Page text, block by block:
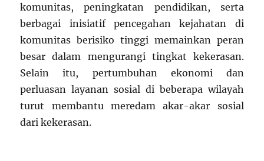
komunitas, peningkatan pendidikan, serta
berbagai inisiatif pencegahan kejahatan di
komunitas berisiko tinggi memainkan peran
besar dalam mengurangi tingkat kekerasan.
Selain itu, pertumbuhan ekonomi dan
perluasan layanan sosial di beberapa wilayah
turut membantu meredam akar-akar sosial
dari kekerasan.